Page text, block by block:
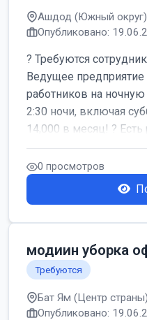
Ашдод (Южный округ)
Опубликовано:
? Требуются
Ведущее
работников на
2:30 ночи, включая
14,000 в месяц! ? Есть
0 просмотров
модиин уборка
Требуются
Бат Ям (Центр страны)
Опубликовано: